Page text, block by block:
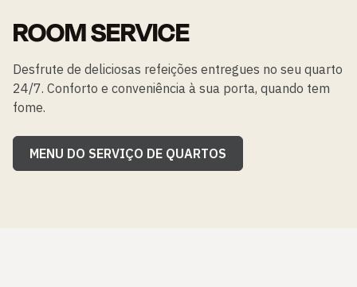
ROOM SERVICE
Desfrute de deliciosas refeições entregues no seu quarto
24/7. Conforto e conveniência à sua porta, quando tem
fome.
MENU DO SERVIÇO DE QUARTOS